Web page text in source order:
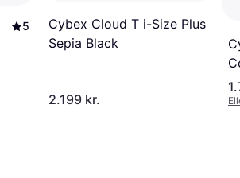
5
Cybex Cloud T i-Size Plus
Sepia Black
2.199 kr.